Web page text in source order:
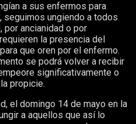
a sus enfermos para
seguimos ungiendo a todos
por ancianidad o por
la presencia del
que oren por el enfermo.
se podrá volver a recibir
significativamente o
propicie.
el domingo 14 de mayo en la
a aquellos que así lo